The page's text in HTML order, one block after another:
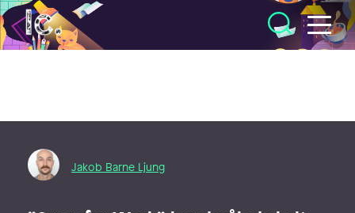
Illustratörcentrum
Jakob Barne Ljung